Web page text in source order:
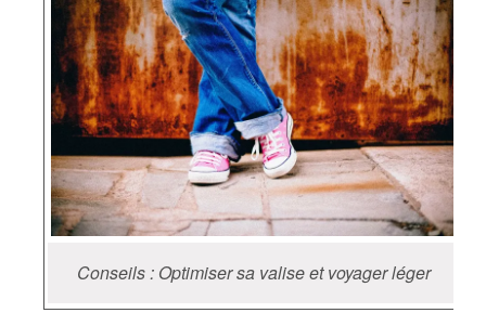
Conseils : Optimiser sa valise et voyager léger